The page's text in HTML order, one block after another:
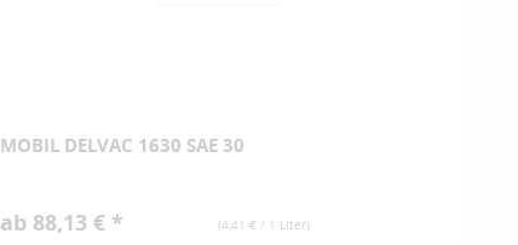
MOBIL DELVAC 1630 SAE 30
(4,41 € / 1 Liter)
ab 88,13 € *